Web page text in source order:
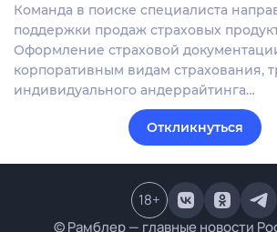
Команда в поиске специалиста
поддержки продаж страховых
Оформление страховой
корпоративным видам страхования,
индивидуального андеррайтинга…
Откликнуться
© Рамблер — главные новости
18+